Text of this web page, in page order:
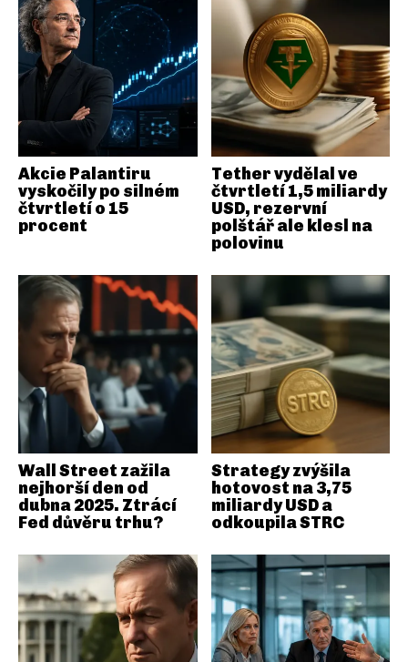
Akcie Palantiru
vyskočily po silném
čtvrtletí o 15
procent
Tether vydělal ve
čtvrtletí 1,5 miliardy
USD, rezervní
polštář ale klesl na
polovinu
Wall Street zažila
nejhorší den od
dubna 2025. Ztrácí
Fed důvěru trhu?
Strategy zvýšila
hotovost na 3,75
miliardy USD a
odkoupila STRC